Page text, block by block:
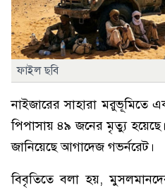
ফাইল ছবি
নাইজারের সাহারা মরুভূমিতে
পিপাসায় ৪৯ জনের মৃত্যু
জানিয়েছে আগাদেজ গভর্নরেট।
বিবৃতিতে বলা হয়,